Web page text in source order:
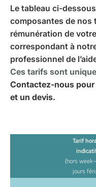
Le tableau ci-
composantes de nos
rémunération de
correspondant à
professionnel de
Ces tarifs sont
Contactez-nous
et un devis.
Tarif
(hors
jours